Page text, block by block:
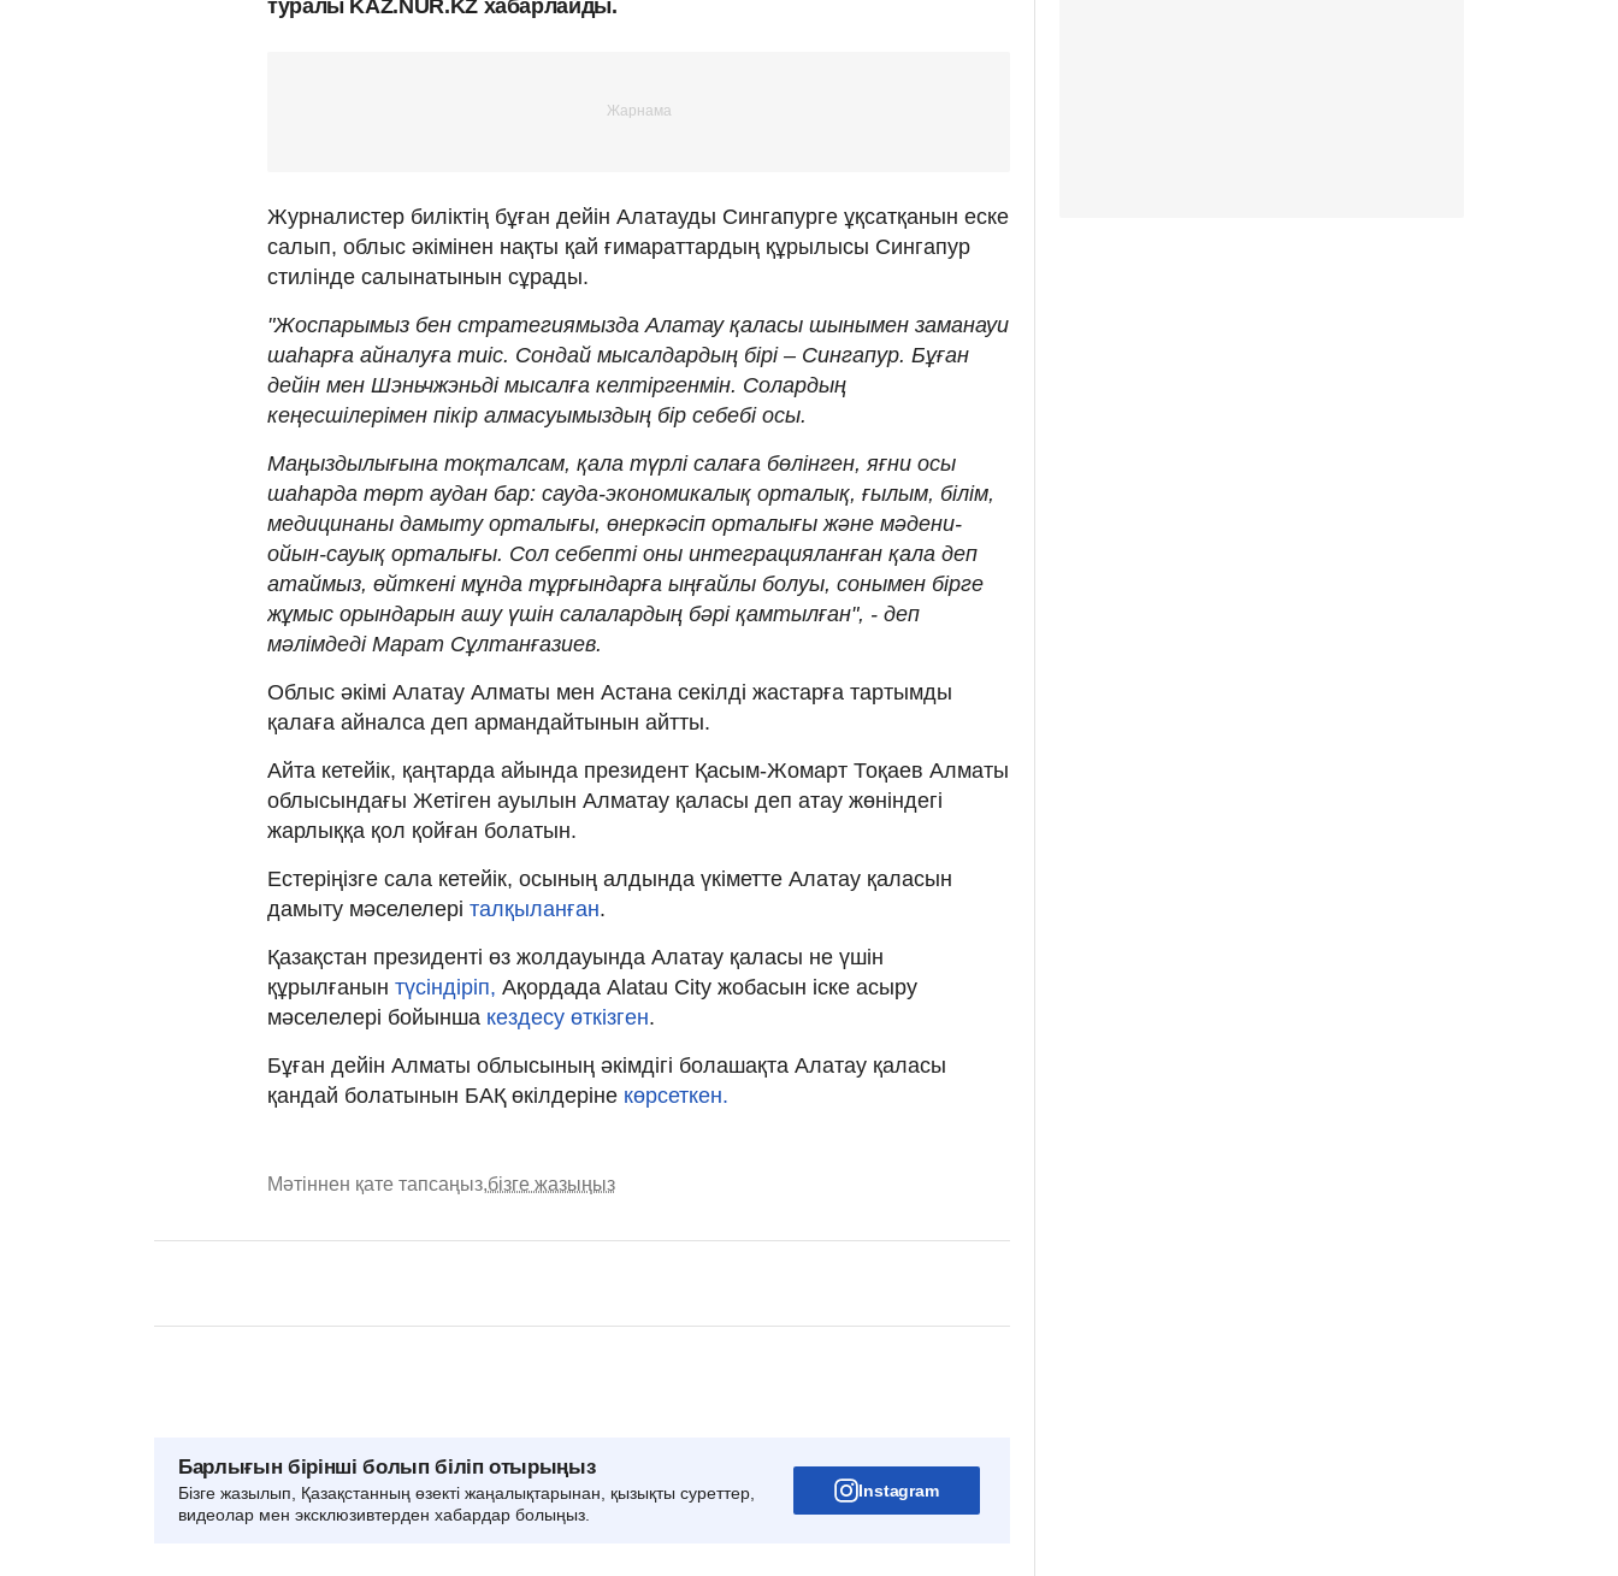
туралы KAZ.NUR.KZ хабарлайды.
Журналистер биліктің бұған дейін Алатауды Сингапурге ұқсатқанын еске
салып, облыс әкімінен нақты қай ғимараттардың құрылысы Сингапур
стилінде салынатынын сұрады.
"Жоспарымыз бен стратегиямызда Алатау қаласы шынымен заманауи
шаһарға айналуға тиіс. Сондай мысалдардың бірі – Сингапур. Бұған
дейін мен Шэньчжэньді мысалға келтіргенмін. Солардың
кеңесшілерімен пікір алмасуымыздың бір себебі осы.
Маңыздылығына тоқталсам, қала түрлі салаға бөлінген, яғни осы
шаһарда төрт аудан бар: сауда-экономикалық орталық, ғылым, білім,
медицинаны дамыту орталығы, өнеркәсіп орталығы және мәдени-
ойын-сауық орталығы. Сол себепті оны интеграцияланған қала деп
атаймыз, өйткені мұнда тұрғындарға ыңғайлы болуы, сонымен бірге
жұмыс орындарын ашу үшін салалардың бәрі қамтылған", - деп
мәлімдеді Марат Сұлтанғазиев.
Облыс әкімі Алатау Алматы мен Астана секілді жастарға тартымды
қалаға айналса деп армандайтынын айтты.
Айта кетейік, қаңтарда айында президент Қасым-Жомарт Тоқаев Алматы
облысындағы Жетіген ауылын Алматау қаласы деп атау жөніндегі
жарлыққа қол қойған болатын.
Естеріңізге сала кетейік, осының алдында үкіметте Алатау қаласын
дамыту мәселелері талқыланған.
Қазақстан президенті өз жолдауында Алатау қаласы не үшін
құрылғанын түсіндіріп, Ақордада Alatau City жобасын іске асыру
мәселелері бойынша кездесу өткізген.
Бұған дейін Алматы облысының әкімдігі болашақта Алатау қаласы
қандай болатынын БАҚ өкілдеріне көрсеткен.
Мәтіннен қате тапсаңыз,бізге жазыңыз
Барлығын бірінші болып біліп отырыңыз
Бізге жазылып, Қазақстанның өзекті жаңалықтарынан, қызықты суреттер,
видеолар мен эксклюзивтерден хабардар болыңыз.
Instagram